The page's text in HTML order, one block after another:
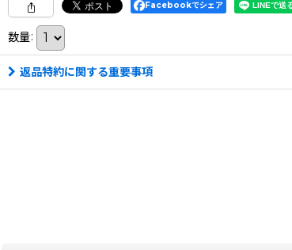
Facebookでシェア
数量:
返品特約に関する重要事項